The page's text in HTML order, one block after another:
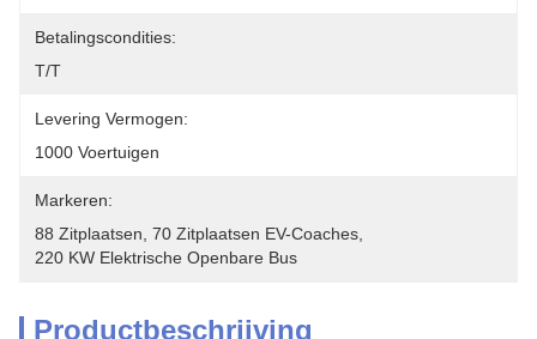
Betalingscondities:
T/T
Levering Vermogen:
1000 Voertuigen
Markeren:
88 Zitplaatsen 70 Zitplaatsen EV-Coaches
220 KW Elektrische Openbare Bus
Productbeschrijving